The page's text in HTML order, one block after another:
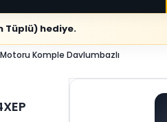
Tüplü) hediye.
Motoru Komple Davlumbazlı